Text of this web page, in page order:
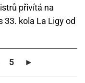
přivítá na
33. kola La Ligy od
5 ►